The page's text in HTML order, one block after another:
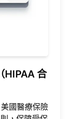
HIPAA 合
國醫療保險